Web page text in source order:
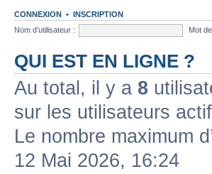
CONNEXION • INSCRIPTION
Nom d’utilisateur :
Mot
QUI EST EN LIGNE ?
Au total, il y a 8
sur les utilisateurs
Le nombre maximum
12 Mai 2026, 16:24